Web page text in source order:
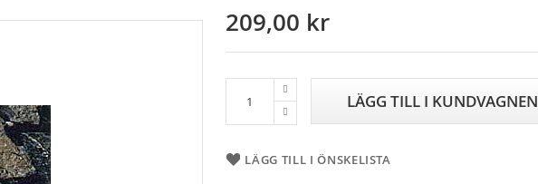
209,00 kr
LÄGG TILL I KUNDVAGNEN
LÄGG TILL I ÖNSKELISTA